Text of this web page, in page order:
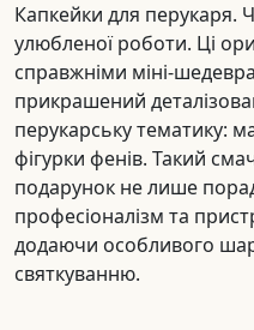
Капкейки для перукаря.
улюбленої роботи. Ці
справжніми міні-
прикрашений
перукарську тематику:
фігурки фенів. Такий
подарунок не лише
професіоналізм та
додаючи особливого
святкуванню.